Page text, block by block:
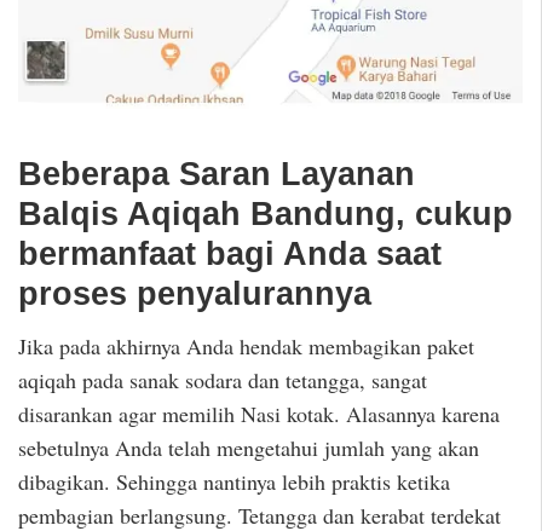
Beberapa Saran Layanan
Balqis Aqiqah Bandung, cukup
bermanfaat bagi Anda saat
proses penyalurannya
Jika pada akhirnya Anda hendak membagikan paket
aqiqah pada sanak sodara dan tetangga, sangat
disarankan agar memilih Nasi kotak. Alasannya karena
sebetulnya Anda telah mengetahui jumlah yang akan
dibagikan. Sehingga nantinya lebih praktis ketika
pembagian berlangsung. Tetangga dan kerabat terdekat